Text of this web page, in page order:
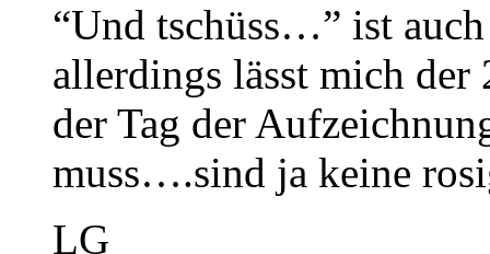
“Und tschüss…” ist
allerdings lässt mich der
der Tag der
muss….sind ja keine
LG